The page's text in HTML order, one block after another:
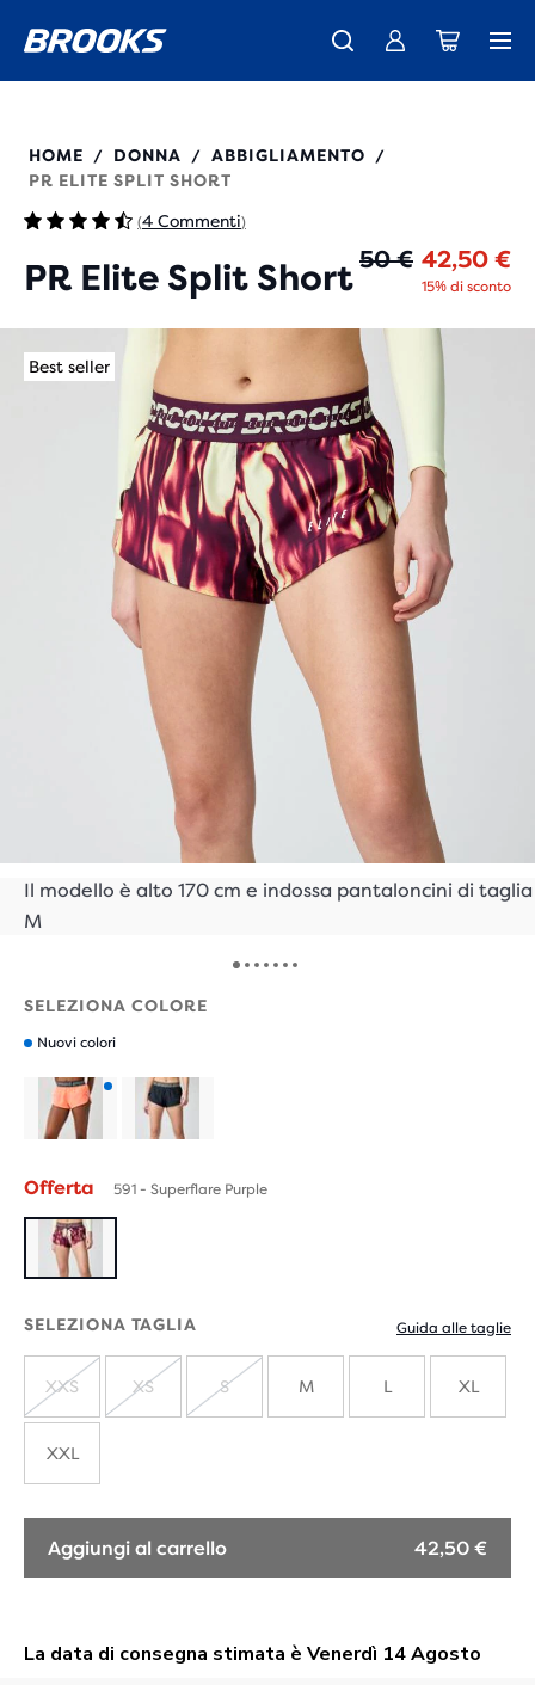
Spedizione gratuita per gli ordini superiori a € 100
La nuovissima Ghost Amp è arrivata - Acquista Donna Uomo
Ti presentiamo la nuova collezione Cascadia - Acquista ora
221768
HOME / DONNA / ABBIGLIAMENTO
/
PR ELITE SPLIT SHORT
(4 Commenti)
PR Elite Split Short 50 € 42,50 €
15% di sconto
Best seller
Il modello è alto 170 cm e indossa pantaloncini di taglia
M
SELEZIONA COLORE
Nuovi colori
Prodotti
nuovi
colori
Offerta 591 - Superflare Purple
SELEZIONA TAGLIA Guida alle taglie
ESAURITO
XXS
ESAURITO
XS S M L XL
XXL
Aggiungi al carrello 42,50 €